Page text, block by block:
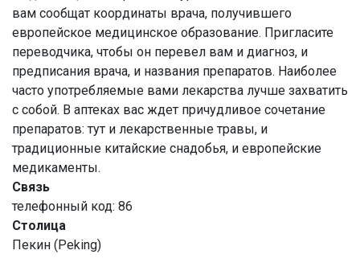
вам сообщат координаты врача, получившего
европейское медицинское образование. Пригласите
переводчика, чтобы он перевел вам и диагноз, и
предписания врача, и названия препаратов. Наиболее
часто употребляемые вами лекарства лучше захватить
с собой. В аптеках вас ждет причудливое сочетание
препаратов: тут и лекарственные травы, и
традиционные китайские снадобья, и европейские
медикаменты.
Связь
телефонный код: 86
Столица
Пекин (Peking)